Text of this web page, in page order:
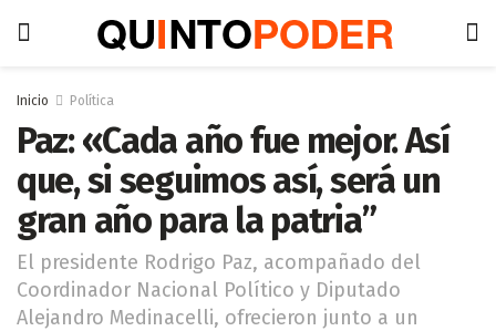
Inicio Política
Paz: «Cada año fue mejor. Así
que, si seguimos así, será un
gran año para la patria”
El presidente Rodrigo Paz, acompañado del
Coordinador Nacional Político y Diputado
Alejandro Medinacelli, ofrecieron junto a un